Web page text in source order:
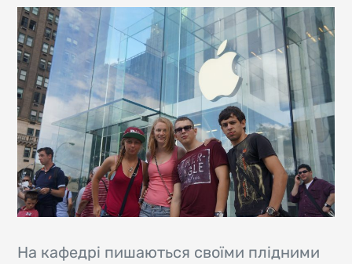
На кафедрі пишаються своїми плідними